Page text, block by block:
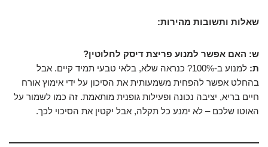
שאלות ותשובות מהירות:
ש: האם אפשר למנוע פריצת דיסק לחלוטין?
ת:
למנוע ב-100%? כנראה שלא, בלאי טבעי תמיד קיים. אבל
בהחלט אפשר להפחית משמעותית את הסיכון על ידי אימוץ אורח
חיים בריא, יציבה נכונה ופעילות גופנית מותאמת. זה כמו לשמור על
האוטו שלכם – לא ימנע כל תקלה, אבל יקטין את הסיכוי לכך.